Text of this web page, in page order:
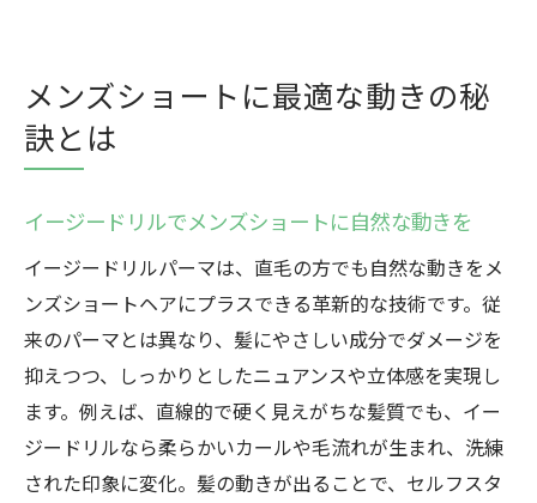
メンズショートに最適な動きの秘
訣とは
イージードリルでメンズショートに自然な動きを
イージードリルパーマは、直毛の方でも自然な動きをメ
ンズショートヘアにプラスできる革新的な技術です。従
来のパーマとは異なり、髪にやさしい成分でダメージを
抑えつつ、しっかりとしたニュアンスや立体感を実現し
ます。例えば、直線的で硬く見えがちな髪質でも、イー
ジードリルなら柔らかいカールや毛流れが生まれ、洗練
された印象に変化。髪の動きが出ることで、セルフスタ